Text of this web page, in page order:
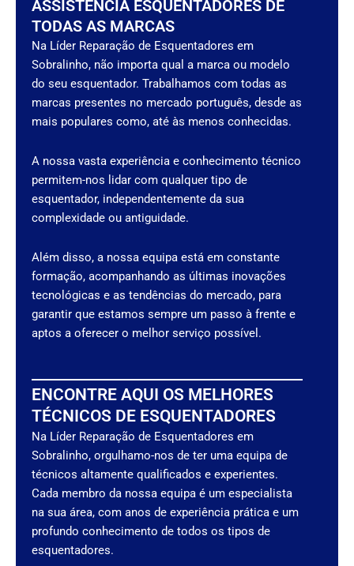
ASSISTÊNCIA ESQUENTADORES DE
TODAS AS MARCAS
Na Líder Reparação de Esquentadores em
Sobralinho, não importa qual a marca ou modelo
do seu esquentador. Trabalhamos com todas as
marcas presentes no mercado português, desde as
mais populares como, até às menos conhecidas.
A nossa vasta experiência e conhecimento técnico
permitem-nos lidar com qualquer tipo de
esquentador, independentemente da sua
complexidade ou antiguidade.
Além disso, a nossa equipa está em constante
formação, acompanhando as últimas inovações
tecnológicas e as tendências do mercado, para
garantir que estamos sempre um passo à frente e
aptos a oferecer o melhor serviço possível.
ENCONTRE AQUI OS MELHORES
TÉCNICOS DE ESQUENTADORES
Na Líder Reparação de Esquentadores em
Sobralinho, orgulhamo-nos de ter uma equipa de
técnicos altamente qualificados e experientes.
Cada membro da nossa equipa é um especialista
na sua área, com anos de experiência prática e um
profundo conhecimento de todos os tipos de
esquentadores.